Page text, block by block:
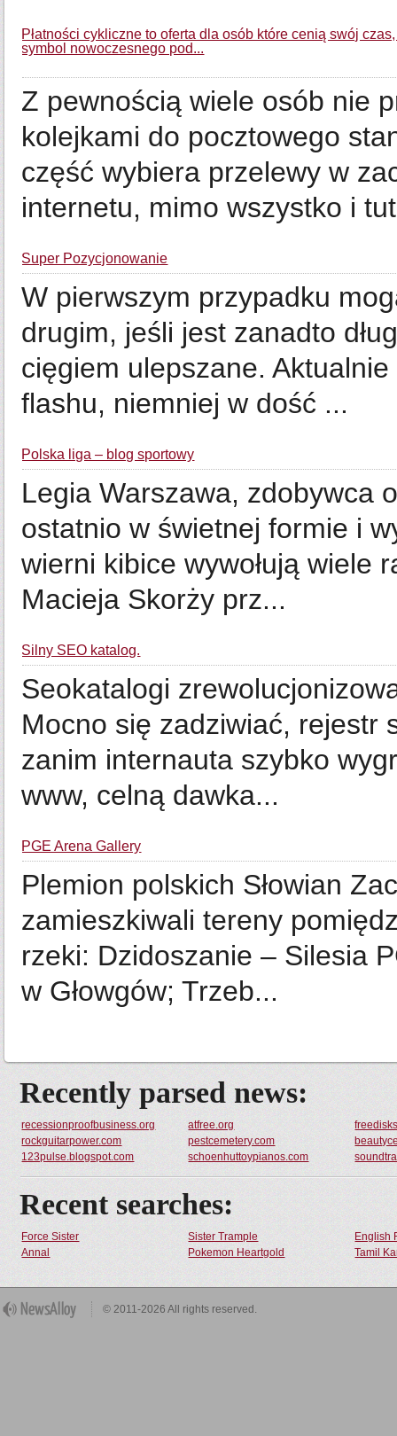
Płatności cykliczne to oferta dla osób które cenią swój
symbol nowoczesnego pod...
Z pewnością wiele osób nie
kolejkami do pocztowego
część wybiera przelewy w
internetu, mimo wszystko i
Super Pozycjonowanie
W pierwszym przypadku
drugim, jeśli jest zanadto
cięgiem ulepszane.
flashu, niemniej w dość ...
Polska liga – blog sportowy
Legia Warszawa, zdobywca
ostatnio w świetnej formie i
wierni kibice wywołują wiele
Macieja Skorży prz...
Silny SEO katalog.
Seokatalogi
Mocno się zadziwiać, rejestr
zanim internauta szybko
www, celną dawka...
PGE Arena Gallery
Plemion polskich Słowian
zamieszkiwali tereny
rzeki: Dzidoszanie – Silesia
w Głowgów; Trzeb...
Recently parsed news:
recessionproofbusiness.org atfree.org
rockguitarpower.com
pestcemetery.com
123pulse.blogspot.com
schoenhuttoypianos.com
Recent searches:
Force Sister Sister Trample
English
Annal
Pokemon Heartgold Tamil
© 2011-2026 All rights reserved.